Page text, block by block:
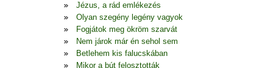
Jézus, a rád emlékezés
Olyan szegény legény vagyok
Fogjátok meg ökröm szarvát
Nem járok már én sehol sem
Betlehem kis falucskában
Mikor a bút felosztották